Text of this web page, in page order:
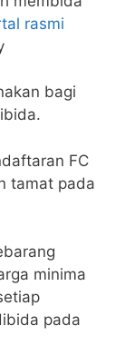
rasmi
bagi
FC
tamat pada
minima
pada